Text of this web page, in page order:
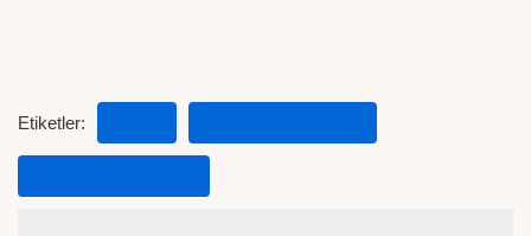
Etiketler: